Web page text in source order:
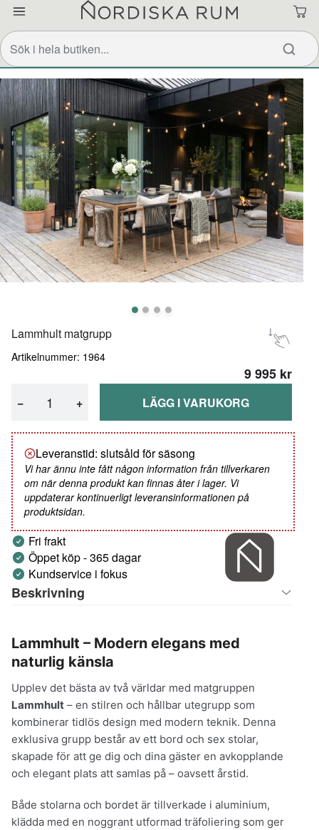
Lammhult matgrupp
Artikelnummer: 1964
9 995 kr
− + LÄGG I VARUKORG
Leveranstid: slutsåld för säsong
Vi har ännu inte fått någon information från tillverkaren
om när denna produkt kan finnas åter i lager. Vi
uppdaterar kontinuerligt leveransinformationen på
produktsidan.
Fri frakt
Öppet köp - 365 dagar
Kundservice i fokus
Beskrivning
Lammhult – Modern elegans med
naturlig känsla
Upplev det bästa av två världar med matgruppen
Lammhult – en stilren och hållbar utegrupp som
kombinerar tidlös design med modern teknik. Denna
exklusiva grupp består av ett bord och sex stolar,
skapade för att ge dig och dina gäster en avkopplande
och elegant plats att samlas på – oavsett årstid.
Både stolarna och bordet är tillverkade i aluminium,
klädda med en noggrant utformad träfoliering som ger